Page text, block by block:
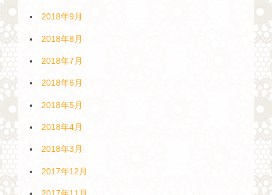
2018年9月
2018年8月
2018年7月
2018年6月
2018年5月
2018年4月
2018年3月
2017年12月